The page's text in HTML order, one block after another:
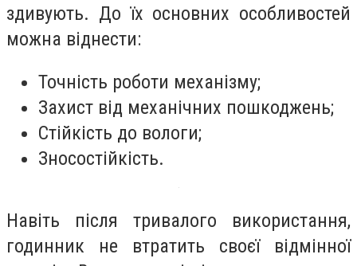
здивують. До їх основних особливостей
можна віднести:
Точність роботи механізму;
Захист від механічних пошкоджень;
Стійкість до вологи;
Зносостійкість.
Навіть після тривалого використання,
годинник не втратить своєї відмінної